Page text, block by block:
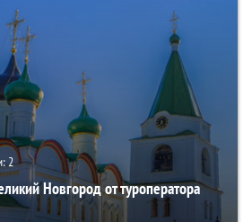
2
Новгород от туроператора